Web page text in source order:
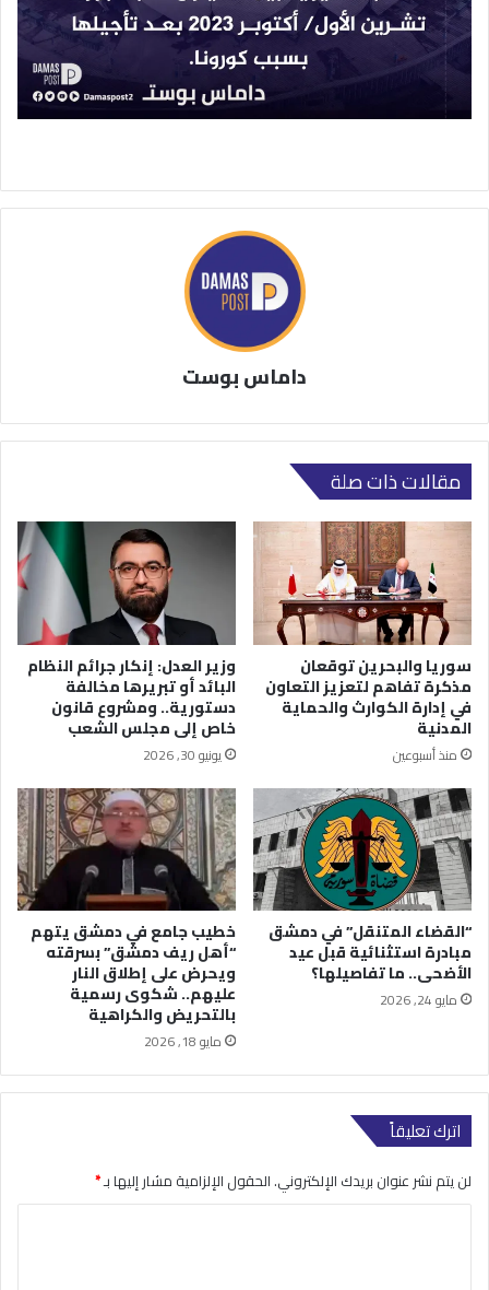
داماس بوست
مقالات ذات صلة
سوريا والبحرين توقعان
مذكرة تفاهم لتعزيز التعاون
في إدارة الكوارث والحماية
المدنية
منذ أسبوعين
وزير العدل: إنكار جرائم النظام
البائد أو تبريرها مخالفة
دستورية.. ومشروع قانون
خاص إلى مجلس الشعب
يونيو 30, 2026
“القضاء المتنقل” في دمشق
مبادرة استثنائية قبل عيد
الأضحى.. ما تفاصيلها؟
مايو 24, 2026
خطيب جامع في دمشق يتهم
“أهل ريف دمشق” بسرقته
ويحرض على إطلاق النار
عليهم.. شكوى رسمية
بالتحريض والكراهية
مايو 18, 2026
اترك تعليقاً
لن يتم نشر عنوان بريدك الإلكتروني.الحقول الإلزامية مشار إليها بـ*